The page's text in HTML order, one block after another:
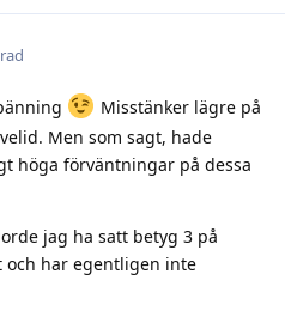
Misstänker lägre på
Men som sagt, hade
höga förväntningar på dessa
jag ha satt betyg 3 på
och har egentligen inte